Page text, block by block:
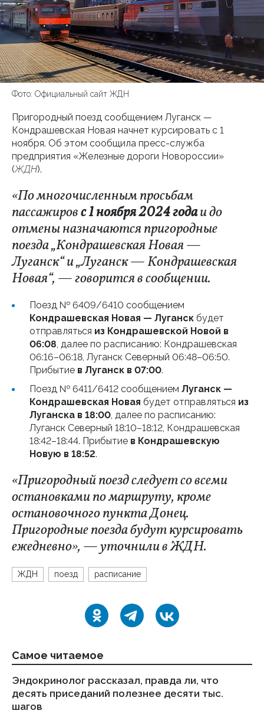
Фото: Официальный сайт ЖДН
Пригородный поезд сообщением Луганск —
Кондрашевская Новая начнет курсировать с 1
ноября. Об этом сообщила пресс-служба
предприятия «Железные дороги Новороссии»
(ЖДН).
«По многочисленным просьбам
пассажировс 1 ноября 2024 годаи до
отмены назначаются пригородные
поезда „Кондрашевская Новая —
Луганск“ и „Луганск — Кондрашевская
Новая“, — говорится в сообщении.
Поезд № 6409/6410 сообщением
Кондрашевская Новая — Луганск будет
отправляться из Кондрашевской Новой в
06:08, далее по расписанию: Кондрашевская
06:16–06:18, Луганск Северный 06:48–06:50.
Прибытие в Луганск в 07:00.
Поезд № 6411/6412 сообщением Луганск —
Кондрашевская Новая будет отправляться из
Луганска в 18:00, далее по расписанию:
Луганск Северный 18:10–18:12, Кондрашевская
18:42–18:44. Прибытие в Кондрашевскую
Новую в 18:52.
«Пригородный поезд следует со всеми
остановками по маршруту, кроме
остановочного пункта Донец.
Пригородные поезда будут курсировать
ежедневно», — уточнили в ЖДН.
ЖДН поезд расписание
Самое читаемое
Эндокринолог рассказал, правда ли, что
десять приседаний полезнее десяти тыс.
шагов